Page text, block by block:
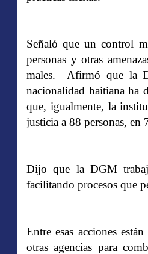
Señaló que un control
personas y otras
males. Afirmó que la
nacionalidad haitiana ha
que, igualmente, la
justicia a 88 personas, en
Dijo que la DGM
facilitando procesos que
Entre esas acciones
otras agencias para